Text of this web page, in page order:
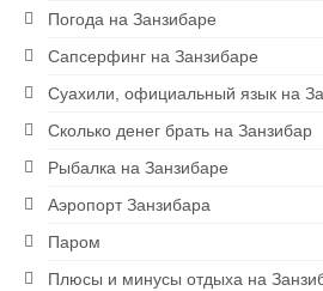
Погода на Занзибаре
Сапсерфинг на Занзибаре
Суахили, официальный язык на
Сколько денег брать на Занзибар
Рыбалка на Занзибаре
Аэропорт Занзибара
Паром
Плюсы и минусы отдыха на